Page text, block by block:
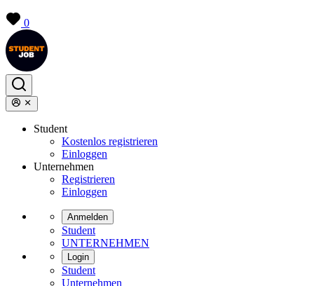
0
Student
Kostenlos registrieren
Einloggen
Unternehmen
Registrieren
Einloggen
Anmelden
Student
UNTERNEHMEN
Login
Student
Unternehmen